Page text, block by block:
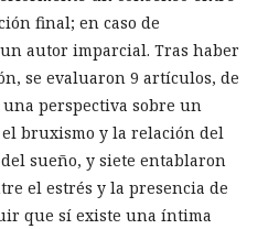
final; en caso de
autor imparcial. Tras haber
se evaluaron 9 artículos, de
perspectiva sobre un
bruxismo y la relación del
sueño, y siete entablaron
el estrés y la presencia de
que sí existe una íntima